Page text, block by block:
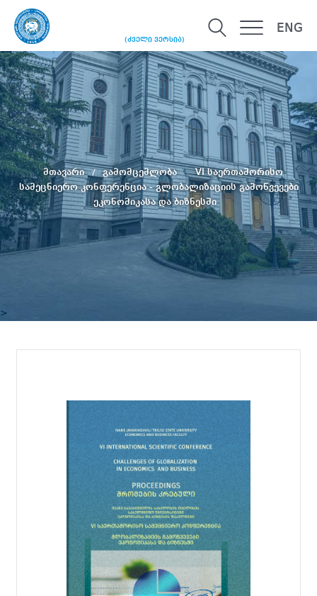
(ძველი ვერსია)
ENG
>
მთავარი გამომცემლობა
VI საერთაშორისო
სამეცნიერო კონფერენცია - გლობალიზაციის გამოწვევები
ეკონომიკასა და ბიზნესში